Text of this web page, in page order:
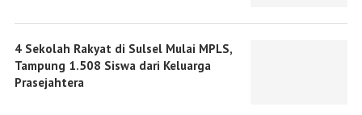
4 Sekolah Rakyat di Sulsel Mulai MPLS,
Tampung 1.508 Siswa dari Keluarga
Prasejahtera